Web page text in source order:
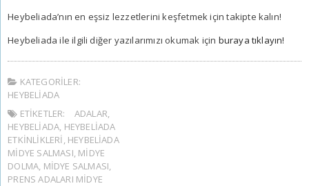
Heybeliada’nın en eşsiz lezzetlerini keşfetmek için takipte kalın!
Heybeliada ile ilgili diğer yazılarımızı okumak için buraya tıklayın!
KATEGORILER:
HEYBELIADA
ETIKETLER:
ADALAR,
HEYBELIADA, HEYBELIADA
ETKINLIKLERI , HEYBELIADA
MIDYE SALMASI, MIDYE
DOLMA, MIDYE SALMASI,
PRENS ADALARI MIDYE